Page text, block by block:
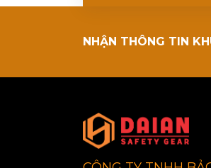
NHẬN THÔNG TIN